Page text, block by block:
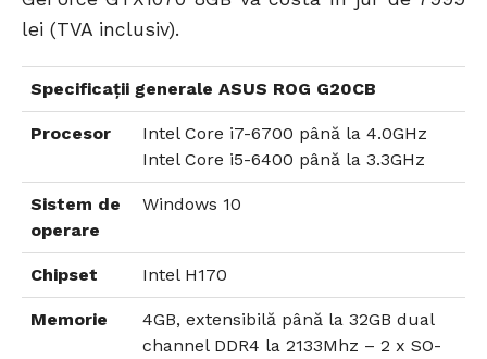
lei (TVA inclusiv).
Specificații generale ASUS ROG G20CB
Procesor
Intel Core i7-6700 până la 4.0GHz
Intel Core i5-6400 până la 3.3GHz
Sistem de
operare
Windows 10
Chipset Intel H170
Memorie
4GB, extensibilă până la 32GB dual
channel DDR4 la 2133Mhz – 2 x SO-